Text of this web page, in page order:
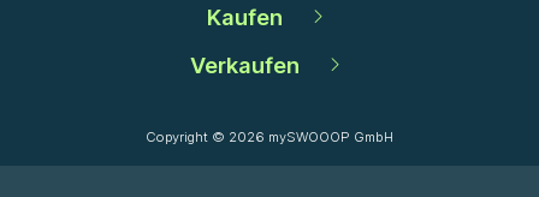
Kaufen
Verkaufen
Copyright © 2026 mySWOOOP GmbH